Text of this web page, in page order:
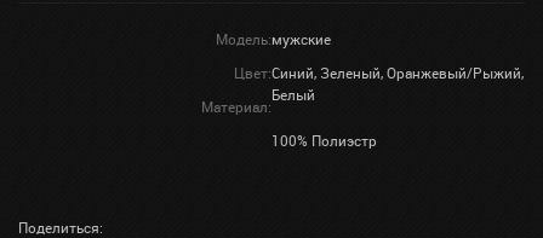
Модель:мужские
Цвет:Синий, Зеленый, Оранжевый/Рыжий,
Белый
Материал:
100% Полиэстр
Поделиться: